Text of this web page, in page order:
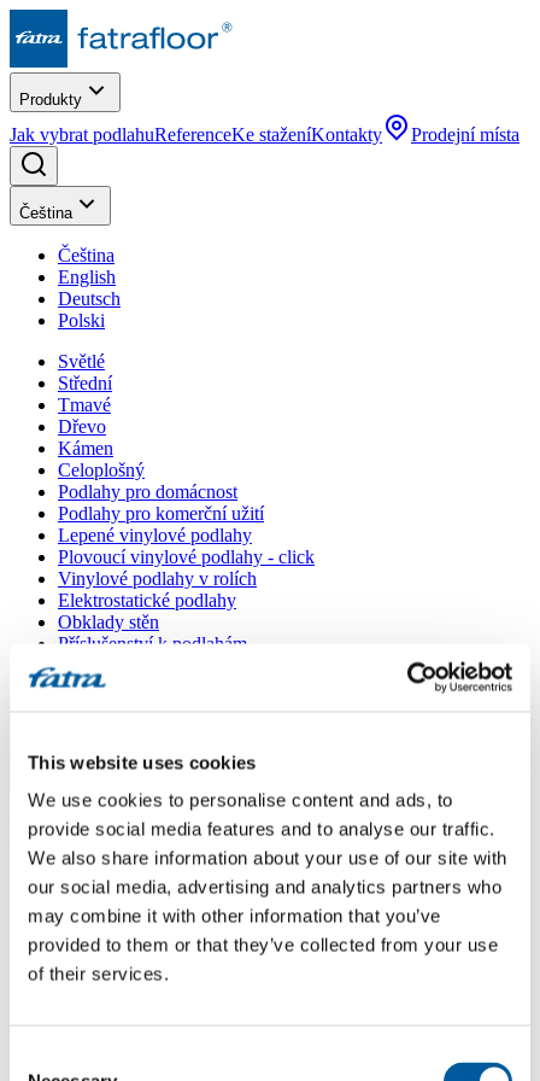
This website uses cookies
We use cookies to personalise content and ads, to
provide social media features and to analyse our traffic.
We also share information about your use of our site with
our social media, advertising and analytics partners who
may combine it with other information that you’ve
provided to them or that they’ve collected from your use
of their services.
Produkty
Jak vybrat podlahuReferenceKe staženíKontakty Prodejní místa
Čeština
Čeština
English
Deutsch
Polski
Světlé
Střední
Tmavé
Dřevo
Kámen
Celoplošný
Podlahy pro domácnost
Podlahy pro komerční užití
Lepené vinylové podlahy
Plovoucí vinylové podlahy - click
Vinylové podlahy v rolích
Elektrostatické podlahy
Obklady stěn
Příslušenství k podlahám
Všechny podlahy
Menu
Domů
Prodejní místa/
Podlahy CREDO
Podlahy CREDO